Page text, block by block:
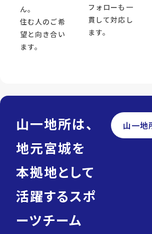
ん。
住む人のご希
望と向き合い
ます。
フォローも一
貫して対応し
ます。
山一地所は、
地元宮城を
本拠地として
活躍するスポ
ーツチーム
山一地